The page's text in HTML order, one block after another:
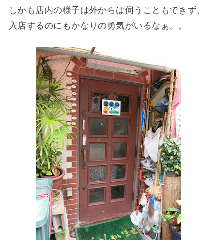
しかも店内の様子は外からは伺うこともできず、
入店するのにもかなりの勇気がいるなぁ。。